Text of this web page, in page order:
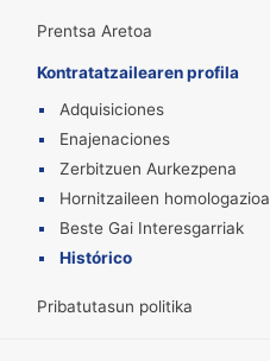
Prentsa Aretoa
Kontratatzailearen profila
Adquisiciones
Enajenaciones
Zerbitzuen Aurkezpena
Hornitzaileen homologazioa
Beste Gai Interesgarriak
Histórico
Pribatutasun politika